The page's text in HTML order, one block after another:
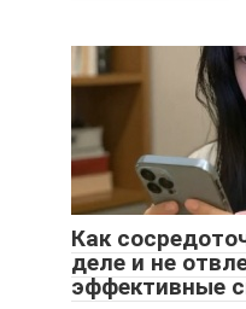
Как
деле и не
эффективные